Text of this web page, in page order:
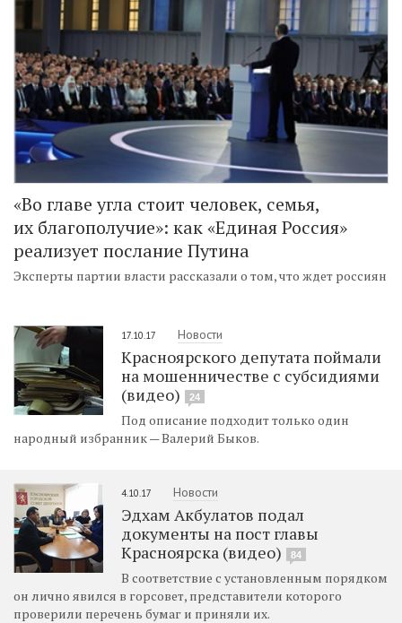
«Во главе угла стоит человек, семья,
их благополучие»: как «Единая Россия»
реализует послание Путина
Эксперты партии власти рассказали о том, что ждет россиян
17.10.17 Новости
Красноярского депутата поймали
на мошенничестве с субсидиями
(видео)
24
Под описание подходит только один
народный избранник — Валерий Быков.
4.10.17 Новости
Эдхам Акбулатов подал
документы на пост главы
Красноярска (видео)
84
В соответствие с установленным порядком
он лично явился в горсовет, представители которого
проверили перечень бумаг и приняли их.